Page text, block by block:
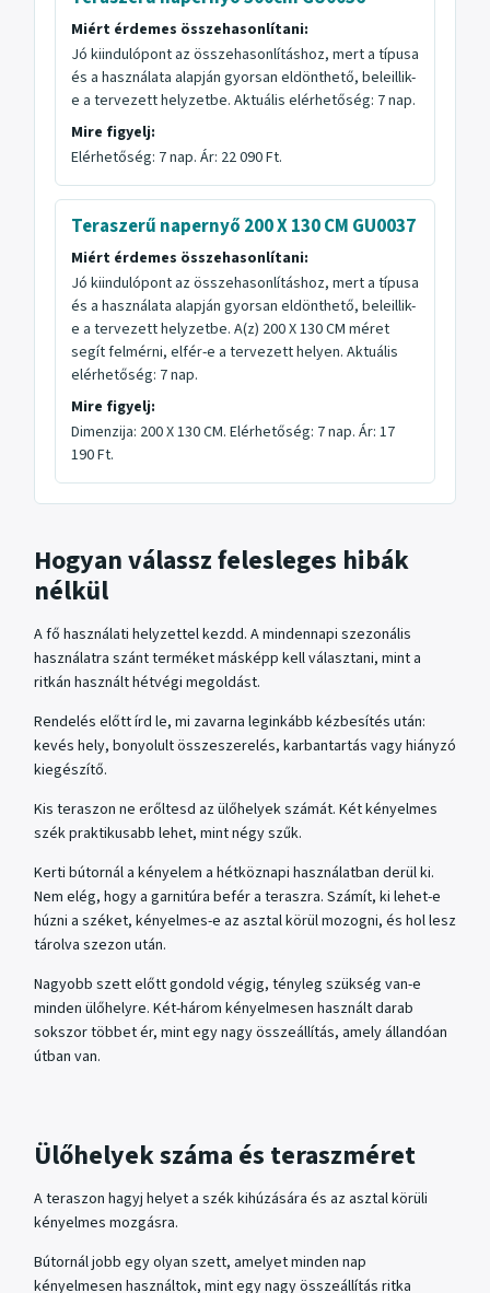
Miért érdemes összehasonlítani:
Jó kiindulópont az összehasonlításhoz, mert a típusa
és a használata alapján gyorsan eldönthető, beleillik-
e a tervezett helyzetbe. Aktuális elérhetőség: 7 nap.
Mire figyelj:
Elérhetőség: 7 nap. Ár: 22 090 Ft.
Teraszerű napernyő 200 X 130 CM GU0037
Miért érdemes összehasonlítani:
Jó kiindulópont az összehasonlításhoz, mert a típusa
és a használata alapján gyorsan eldönthető, beleillik-
e a tervezett helyzetbe. A(z) 200 X 130 CM méret
segít felmérni, elfér-e a tervezett helyen. Aktuális
elérhetőség: 7 nap.
Mire figyelj:
Dimenzija: 200 X 130 CM. Elérhetőség: 7 nap. Ár: 17
190 Ft.
Hogyan válassz felesleges hibák
nélkül
A fő használati helyzettel kezdd. A mindennapi szezonális
használatra szánt terméket másképp kell választani, mint a
ritkán használt hétvégi megoldást.
Rendelés előtt írd le, mi zavarna leginkább kézbesítés után:
kevés hely, bonyolult összeszerelés, karbantartás vagy hiányzó
kiegészítő.
Kis teraszon ne erőltesd az ülőhelyek számát. Két kényelmes
szék praktikusabb lehet, mint négy szűk.
Kerti bútornál a kényelem a hétköznapi használatban derül ki.
Nem elég, hogy a garnitúra befér a teraszra. Számít, ki lehet-e
húzni a széket, kényelmes-e az asztal körül mozogni, és hol lesz
tárolva szezon után.
Nagyobb szett előtt gondold végig, tényleg szükség van-e
minden ülőhelyre. Két-három kényelmesen használt darab
sokszor többet ér, mint egy nagy összeállítás, amely állandóan
útban van.
Ülőhelyek száma és teraszméret
A teraszon hagyj helyet a szék kihúzására és az asztal körüli
kényelmes mozgásra.
Bútornál jobb egy olyan szett, amelyet minden nap
kényelmesen használtok, mint egy nagy összeállítás ritka